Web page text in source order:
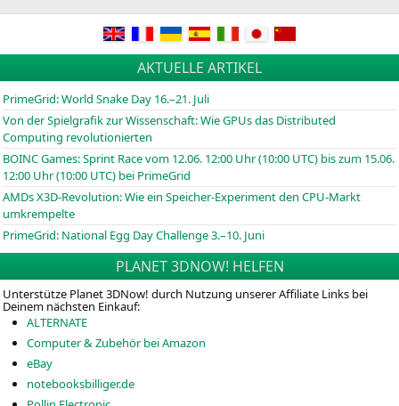
AKTUELLE ARTIKEL
PrimeGrid: World Snake Day 16.–21. Juli
Von der Spielgrafik zur Wissenschaft: Wie GPUs das Distributed
Computing revolutionierten
BOINCGames: Sprint Race vom 12.06. 12:00 Uhr (10:00 UTC) bis zum 15.06.
12:00 Uhr (10:00 UTC) bei PrimeGrid
AMDs X3D-Revolution: Wie ein Speicher-Experiment den CPU-Markt
umkrempelte
PrimeGrid: National Egg Day Challenge 3.–10. Juni
PLANET 3DNOW! HELFEN
Unterstütze Planet 3DNow! durch Nutzung unserer Affiliate Links bei
Deinem nächsten Einkauf:
ALTERNATE
Computer & Zubehör bei Amazon
eBay
notebooksbilliger.de